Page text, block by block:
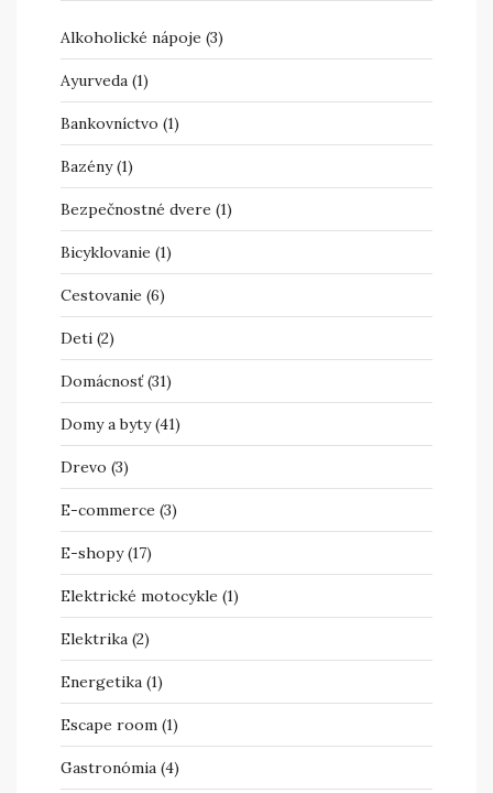
Alkoholické nápoje (3)
Ayurveda (1)
Bankovníctvo (1)
Bazény(1)
Bezpečnostné dvere (1)
Bicyklovanie (1)
Cestovanie (6)
Deti (2)
Domácnosť(31)
Domy a byty(41)
Drevo (3)
E-commerce (3)
E-shopy(17)
Elektrické motocykle (1)
Elektrika (2)
Energetika (1)
Escape room (1)
Gastronómia (4)